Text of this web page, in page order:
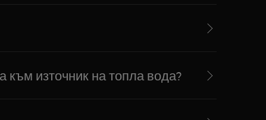
източник на топла вода?